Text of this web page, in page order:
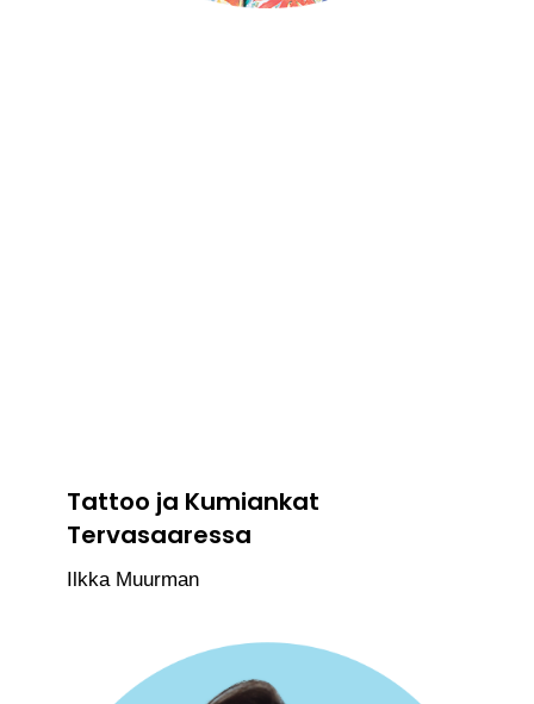
Tattoo ja Kumiankat
Tervasaaressa
Ilkka Muurman